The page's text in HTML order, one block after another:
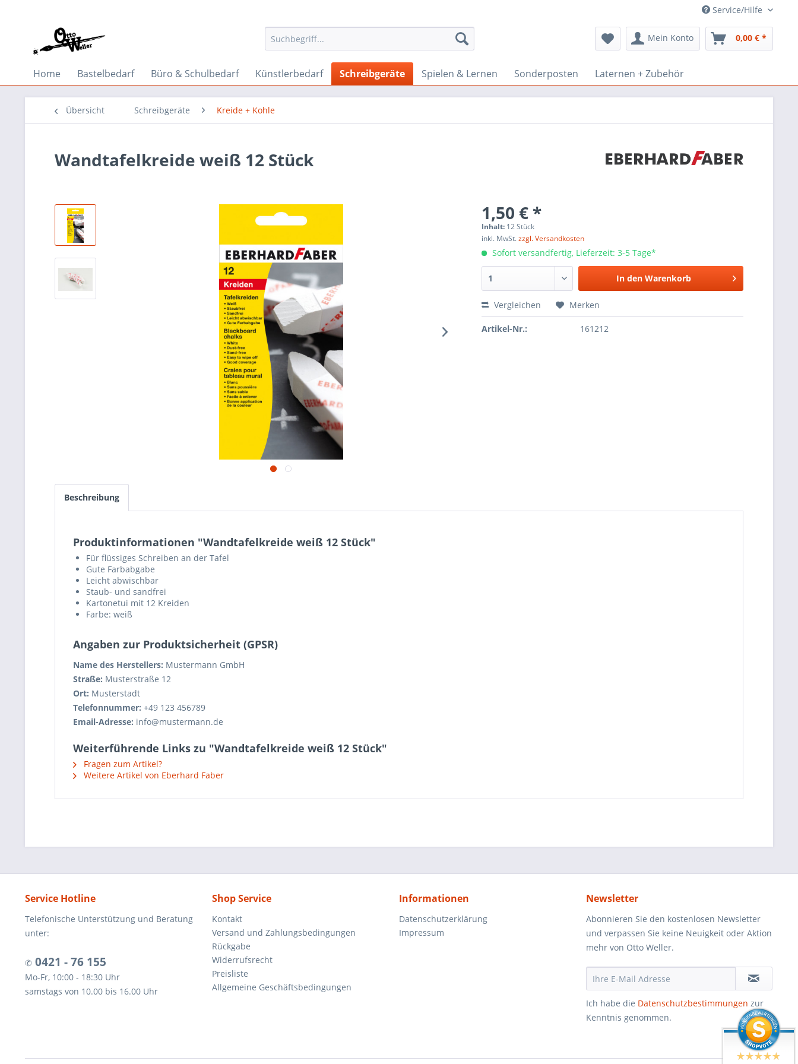
Service/Hilfe
Mein Konto 0,00 € *
Home Bastelbedarf Büro & Schulbedarf Künstlerbedarf Schreibgeräte Spielen & Lernen Sonderposten Laternen + Zubehör
Übersicht Schreibgeräte Kreide + Kohle
Wandtafelkreide weiß 12 Stück
1,50 € *
Inhalt: 12 Stück
inkl. MwSt.zzgl. Versandkosten
Sofort versandfertig, Lieferzeit: 3-5 Tage*
In den Warenkorb
Vergleichen Merken
Artikel-Nr.: 161212
Beschreibung
Produktinformationen "Wandtafelkreide weiß 12 Stück"
Für flüssiges Schreiben an der Tafel
Gute Farbabgabe
Leicht abwischbar
Staub- und sandfrei
Kartonetui mit 12 Kreiden
Farbe: weiß
Angaben zur Produktsicherheit (GPSR)
Name des Herstellers: Mustermann GmbH
Straße: Musterstraße 12
Ort: Musterstadt
Telefonnummer: +49 123 456789
Email-Adresse: info@mustermann.de
Weiterführende Links zu "Wandtafelkreide weiß 12 Stück"
Fragen zum Artikel?
Weitere Artikel von Eberhard Faber
Service Hotline
Telefonische Unterstützung und Beratung
unter:
✆ 0421 - 76 155
Mo-Fr, 10:00 - 18:30 Uhr
samstags von 10.00 bis 16.00 Uhr
Shop Service
Kontakt
Versand und Zahlungsbedingungen
Rückgabe
Widerrufsrecht
Preisliste
Allgemeine Geschäftsbedingungen
Informationen
Datenschutzerklärung
Impressum
Newsletter
Abonnieren Sie den kostenlosen Newsletter
und verpassen Sie keine Neuigkeit oder Aktion
mehr von Otto Weller.
Ich habe die Datenschutzbestimmungen zur
Kenntnis genommen.